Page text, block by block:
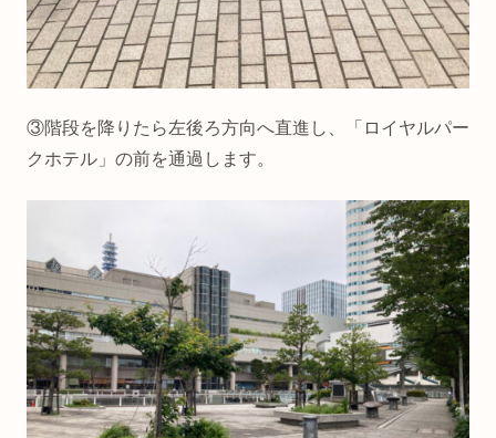
③階段を降りたら左後ろ方向へ直進し、「ロイヤルパー
クホテル」の前を通過します。